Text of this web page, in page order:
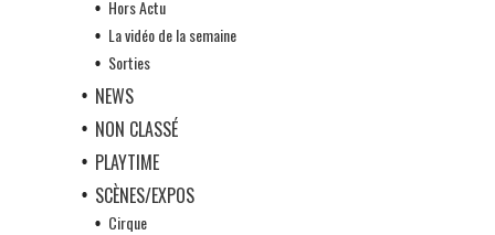
Hors Actu
La vidéo de la semaine
Sorties
NEWS
NON CLASSÉ
PLAYTIME
SCÈNES/EXPOS
Cirque